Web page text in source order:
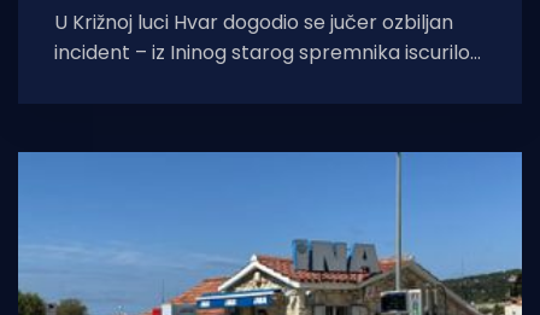
U Križnoj luci Hvar dogodio se jučer ozbiljan
incident – iz Ininog starog spremnika iscurilo